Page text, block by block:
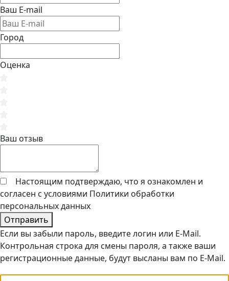
Ваш E-mail
Город
Оценка
Ваш отзыв
Настоящим подтверждаю, что я ознакомлен и
согласен с условиями Политики обработки
персональных данных
Отправить
Если вы забыли пароль, введите логин или E-Mail.
Контрольная строка для смены пароля, а также ваши
регистрационные данные, будут высланы вам по E-Mail.